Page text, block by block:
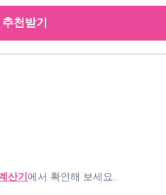
천받기
산기 에서 확인해 보세요.